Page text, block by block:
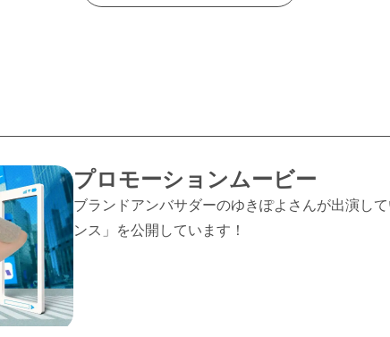
プロモーションムービー
ブランドアンバサダーのゆきぽよさんが出演し
ンス」を公開しています！